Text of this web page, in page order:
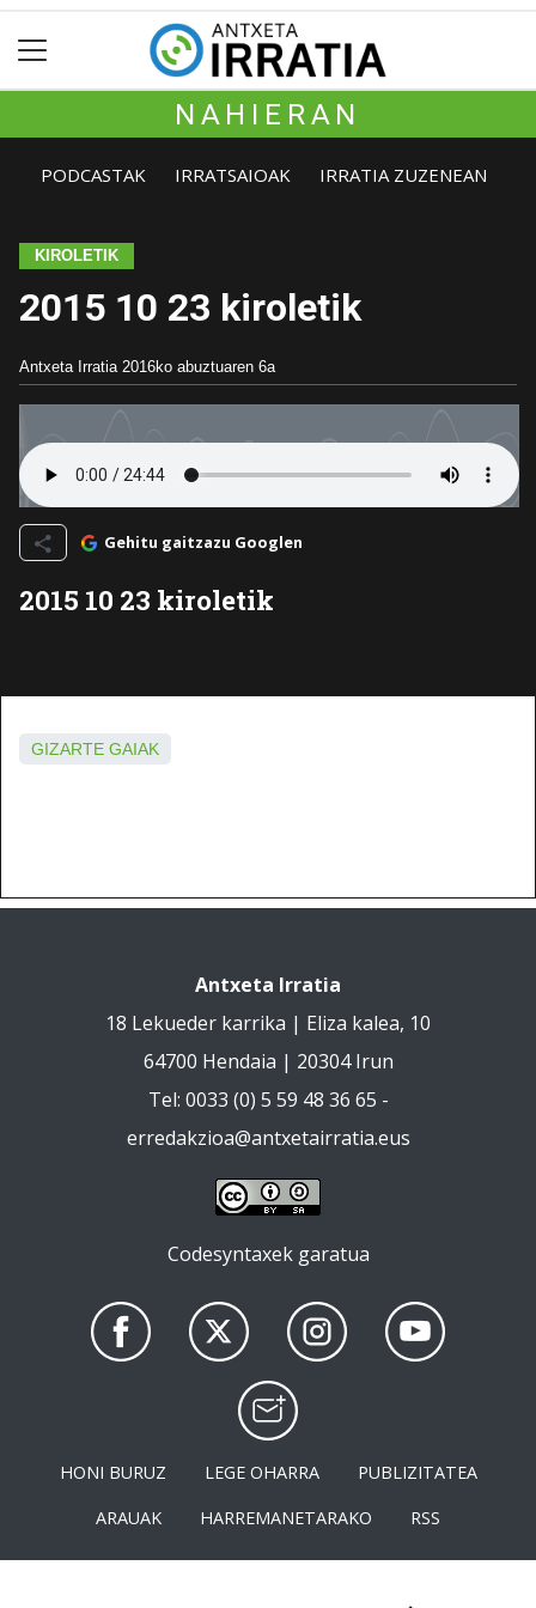
NAHIERAN
PODCASTAK IRRATSAIOAK IRRATIA ZUZENEAN
KIROLETIK
2015 10 23 kiroletik
Antxeta Irratia 2016ko abuztuaren 6a
Gehitu gaitzazu Googlen
2015 10 23 kiroletik
GIZARTE GAIAK
Antxeta Irratia
18 Lekueder karrika | Eliza kalea, 10
64700 Hendaia | 20304 Irun
Tel: 0033 (0) 5 59 48 36 65 -
erredakzioa@antxetairratia.eus
Codesyntaxek garatua
HONI BURUZ LEGE OHARRA
PUBLIZITATEA
ARAUAK
HARREMANETARAKO RSS